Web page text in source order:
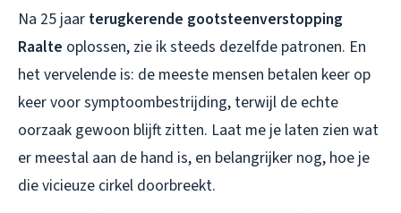
Na 25 jaar terugkerende gootsteenverstopping
Raalte oplossen, zie ik steeds dezelfde patronen. En
het vervelende is: de meeste mensen betalen keer op
keer voor symptoombestrijding, terwijl de echte
oorzaak gewoon blijft zitten. Laat me je laten zien wat
er meestal aan de hand is, en belangrijker nog, hoe je
die vicieuze cirkel doorbreekt.